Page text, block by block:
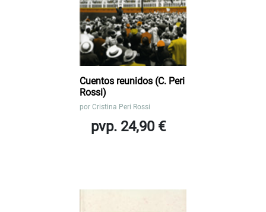
Cuentos reunidos (C. Peri
Rossi)
por Cristina Peri Rossi
pvp. 24,90 €